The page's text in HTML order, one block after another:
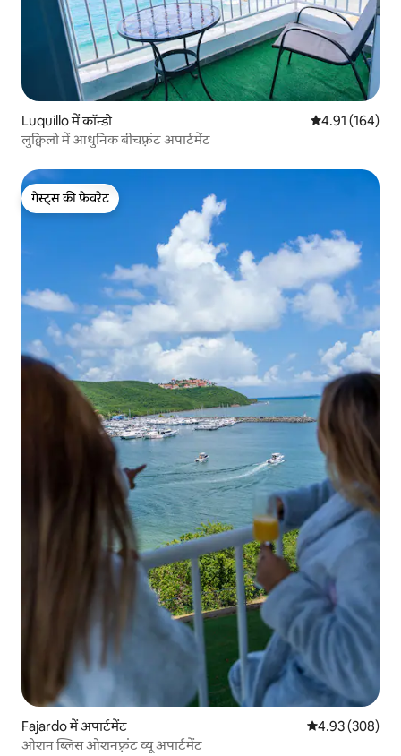
Luquillo में कॉन्डो औसत रेटिंग 5 में से
4.91 (164)
लुक्विलो में आधुनिक बीचफ़्रंट अपार्टमेंट
गेस्ट्स की फ़ेवरेट
गेस्ट्स की फ़ेवरेट
Fajardo में अपार्टमेंट औसत रेटिंग 5 में से
4.93 (308)
ओशन ब्लिस ओशनफ़्रंट व्यू अपार्टमेंट